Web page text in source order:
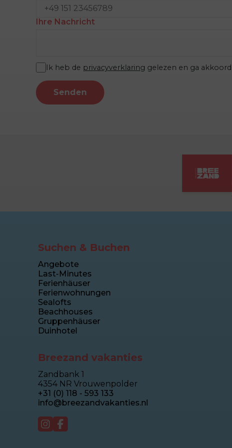
Ihre Nachricht
Ik heb de privacyverklaring gelezen en ga akkoord
Senden
Suchen & Buchen
Angebote
Last-Minutes
Ferienhäuser
Ferienwohnungen
Sealofts
Beachhouses
Gruppenhäuser
Duinhotel
Breezand vakanties
Zandbank 1
4354 NR Vrouwenpolder
+31 (0) 118 - 593 133
info@breezandvakanties.nl